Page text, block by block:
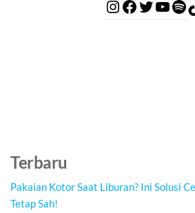
Terbaru
Pakaian Kotor Saat Liburan? Ini Solusi
Tetap Sah!